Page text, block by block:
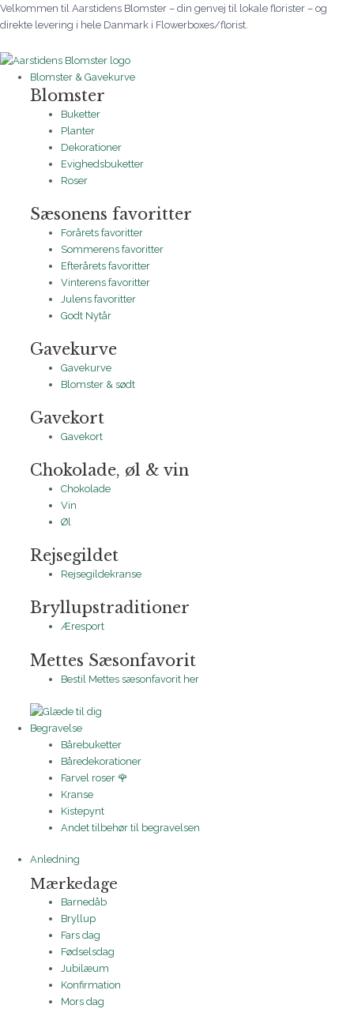
Gå
til
Velkommen til Aarstidens Blomster – din genvej til lokale florister – og
direkte levering i hele Danmark i Flowerboxes/florist.
Blomster & Gavekurve
Blomster
Buketter
Planter
Dekorationer
Evighedsbuketter
Roser
Sæsonens favoritter
Forårets favoritter
Sommerens favoritter
Efterårets favoritter
Vinterens favoritter
Julens favoritter
Godt Nytår
Gavekurve
Gavekurve
Blomster & sødt
Gavekort
Gavekort
Chokolade, øl & vin
Chokolade
Vin
Øl
Rejsegildet
Rejsegildekranse
Bryllupstraditioner
Æresport
Mettes Sæsonfavorit
Bestil Mettes sæsonfavorit her
Begravelse
Bårebuketter
Båredekorationer
Farvel roser 🌹
Kranse
Kistepynt
Andet tilbehør til begravelsen
Anledning
Mærkedage
Barnedåb
Bryllup
Fars dag
Fødselsdag
Jubilæum
Konfirmation
Mors dag
Prisinterval:
350 kr.
700 kr.
Prisinterval:
350 kr.
700 kr.
Hortensia
kærlighed
Aarstidens
Blomster
Prisinterval:
350 kr.
1.000 kr.
Prisinterval:
300 kr.
2.500 kr.
Prisinterval:
250 kr.
1.000 kr.
Prisinterval:
265 kr.
999 kr.